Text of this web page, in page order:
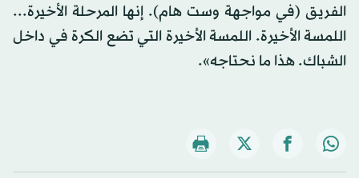
الفريق (في مواجهة وست هام). إنها المرحلة الأخيرة...
اللمسة الأخيرة. اللمسة الأخيرة التي تضع الكرة في داخل
الشباك. هذا ما نحتاجه».